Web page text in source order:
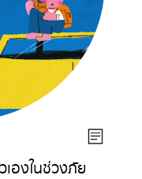
องในช่วงภัย